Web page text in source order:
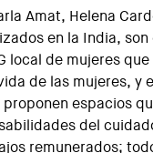
Amat, Helena
en la India,
local de mujeres
de las mujeres, y
espacios
del
remunerados;